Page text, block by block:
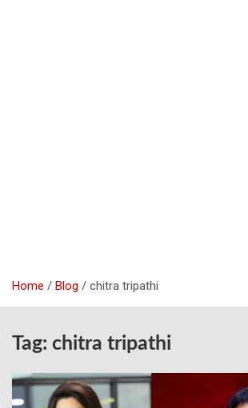
Home Blog chitra tripathi
Tag: chitra tripathi